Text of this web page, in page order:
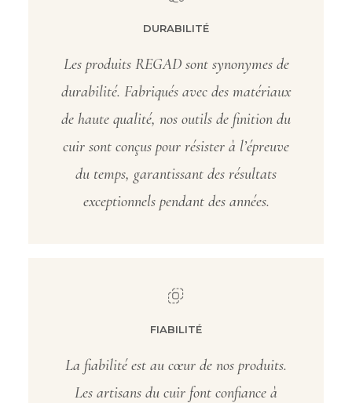
DURABILITÉ
Les produits REGAD sont synonymes de
durabilité. Fabriqués avec des matériaux
de haute qualité, nos outils de finition du
cuir sont conçus pour résister à l’épreuve
du temps, garantissant des résultats
exceptionnels pendant des années.
FIABILITÉ
La fiabilité est au cœur de nos produits.
Les artisans du cuir font confiance à